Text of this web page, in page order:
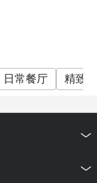
日常餐厅 精致